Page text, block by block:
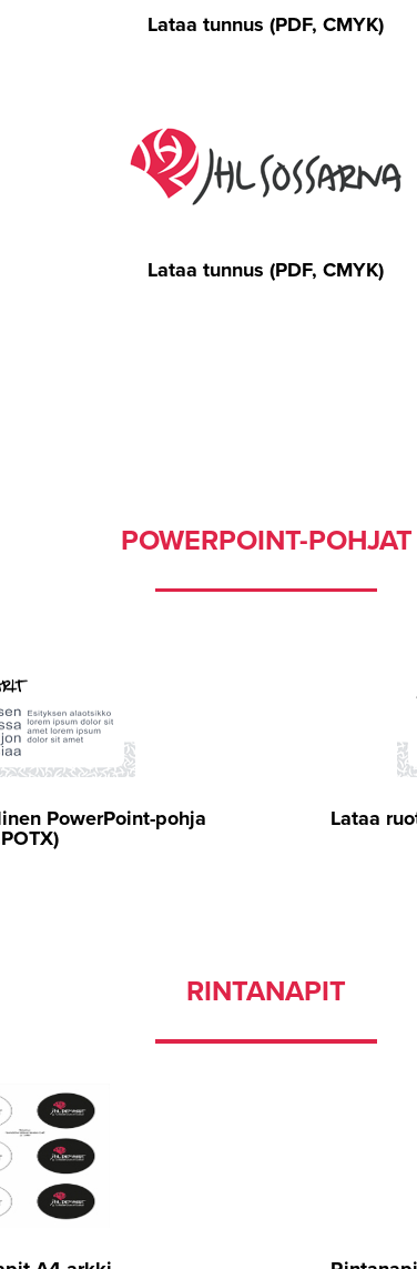
Lataa tunnus (PDF, CMYK)
Lataa tunnus (PDF, CMYK)
POWERPOINT-POHJAT
PowerPoint-pohja
Lataa
RINTANAPIT